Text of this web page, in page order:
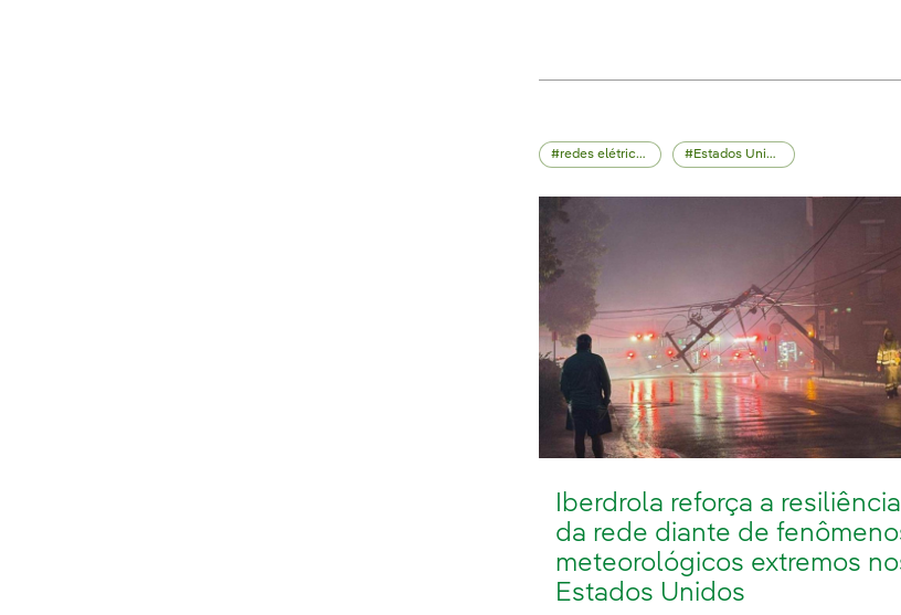
redes elétricas Estados Unidos
Iberdrola reforça a resiliência
da rede diante de
meteorológicos extremos
Estados Unidos